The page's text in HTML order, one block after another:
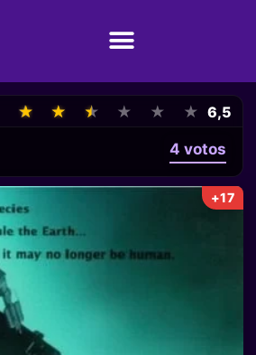
★
★ ★
★ ★
★ ★
★ ★
★ ★
★ 6,5
4 votos
+17